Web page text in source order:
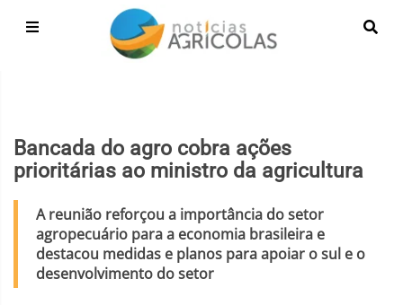
Bancada do agro cobra ações
prioritárias ao ministro da agricultura
A reunião reforçou a importância do setor
agropecuário para a economia brasileira e
destacou medidas e planos para apoiar o sul e o
desenvolvimento do setor